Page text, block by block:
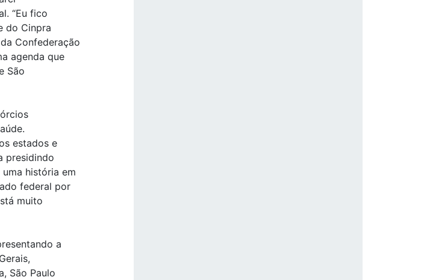
“Eu fico
do Cinpra
Confederação
agenda que
São
estados e
presidindo
história em
federal por
muito
a
São Paulo